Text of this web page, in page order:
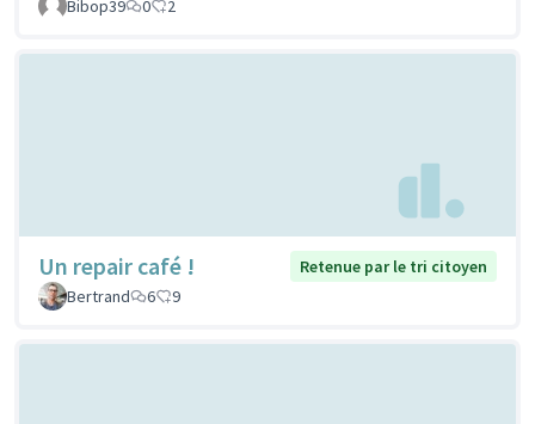
Bibop39
0 2
Un repair café !
Retenue par le tri citoyen
Bertrand
6 9